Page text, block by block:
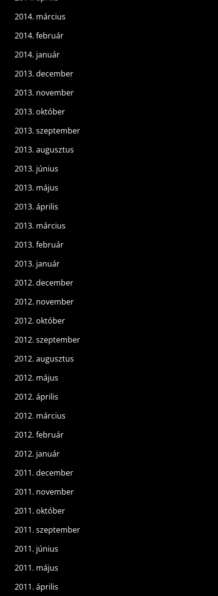
2014. március
2014. február
2014. január
2013. december
2013. november
2013. október
2013. szeptember
2013. augusztus
2013. június
2013. május
2013. április
2013. március
2013. február
2013. január
2012. december
2012. november
2012. október
2012. szeptember
2012. augusztus
2012. május
2012. április
2012. március
2012. február
2012. január
2011. december
2011. november
2011. október
2011. szeptember
2011. június
2011. május
2011. április